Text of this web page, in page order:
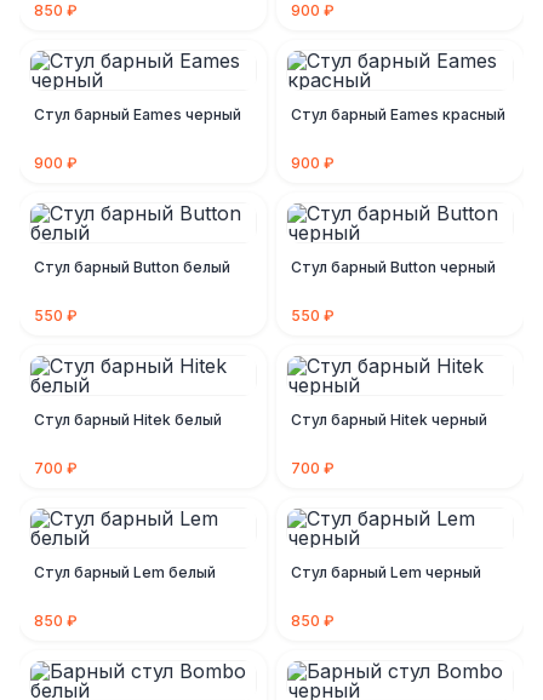
850 ₽ 900 ₽
Стул барный Eames черный
900 ₽
Стул барный Eames красный
900 ₽
Стул барный Button белый
550 ₽
Стул барный Button черный
550 ₽
Стул барный Hitek белый
700 ₽
Стул барный Hitek черный
700 ₽
Стул барный Lem белый
850 ₽
Стул барный Lem черный
850 ₽